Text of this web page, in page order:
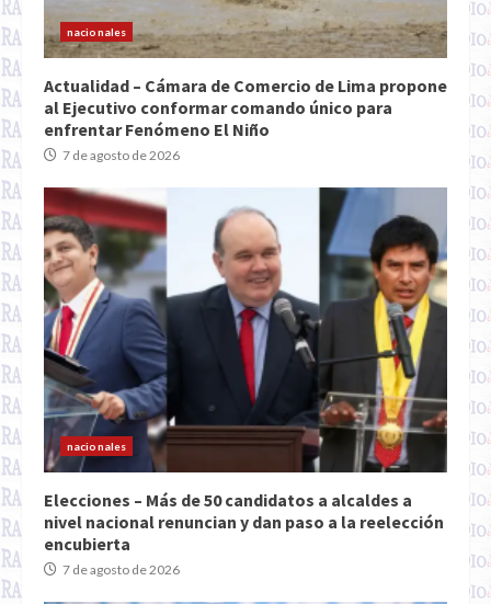
nacionales
Actualidad – Cámara de Comercio de Lima propone
al Ejecutivo conformar comando único para
enfrentar Fenómeno El Niño
7 de agosto de 2026
nacionales
Elecciones – Más de 50 candidatos a alcaldes a
nivel nacional renuncian y dan paso a la reelección
encubierta
7 de agosto de 2026